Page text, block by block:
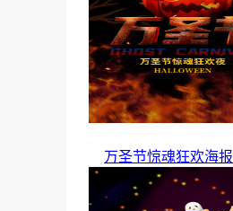
万圣节惊魂狂欢海报